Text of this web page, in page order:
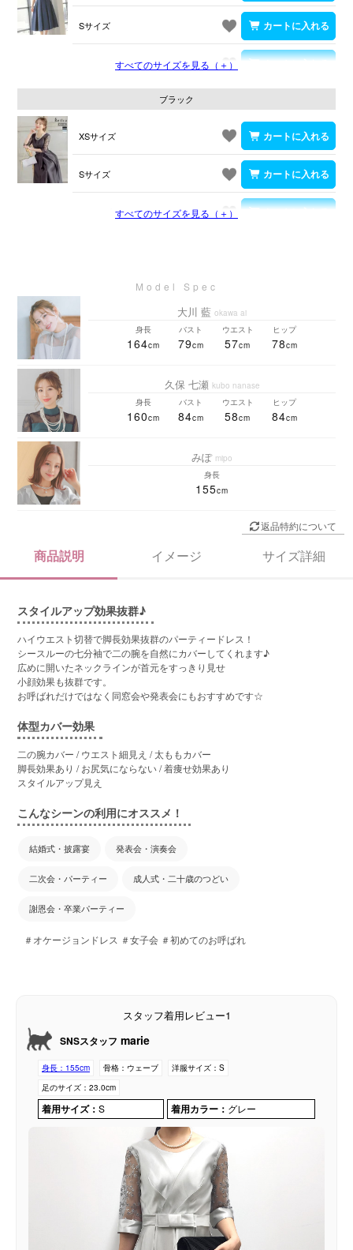
Sサイズ
すべてのサイズを見る（＋）
ブラック
XSサイズ
Sサイズ
すべてのサイズを見る（＋）
大川 藍 okawa ai
身長
164
バスト
79
ウエスト
57
ヒップ
78
久保 七瀬 kubo nanase
身長
160
バスト
84
ウエスト
58
ヒップ
84
みぽ mipo
身長
155
返品特約について
商品説明 イメージ サイズ詳細
スタイルアップ効果抜群♪
ハイウエスト切替で脚長効果抜群のパーティードレス！
シースルーの七分袖で二の腕を自然にカバーしてくれます♪
広めに開いたネックラインが首元をすっきり見せ
小顔効果も抜群です。
お呼ばれだけではなく同窓会や発表会にもおすすめです☆
体型カバー効果
二の腕カバー / ウエスト細見え / 太ももカバー
脚長効果あり / お尻気にならない / 着痩せ効果あり
スタイルアップ見え
こんなシーンの利用にオススメ！
結婚式・披露宴 発表会・演奏会
二次会・パーティー 成人式・二十歳のつどい
謝恩会・卒業パーティー
＃オケージョンドレス ＃女子会 ＃初めてのお呼ばれ
スタッフ着用レビュー1
SNSスタッフ marie
身長： 155cm 骨格： ウェーブ 洋服サイズ： S
足のサイズ： 23.0cm
着用サイズ： S 着用カラー： グレー